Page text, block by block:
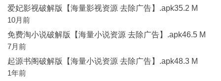
爱妃影视破解版【海量影视资源 去除广告】.apk35.2 M
10月前
免费淘小说破解版【海量小说资源 去除广告】.apk46.5 M
7月前
起源书阁破解版【海量小说资源 去除广告】.apk48.3 M
1年前